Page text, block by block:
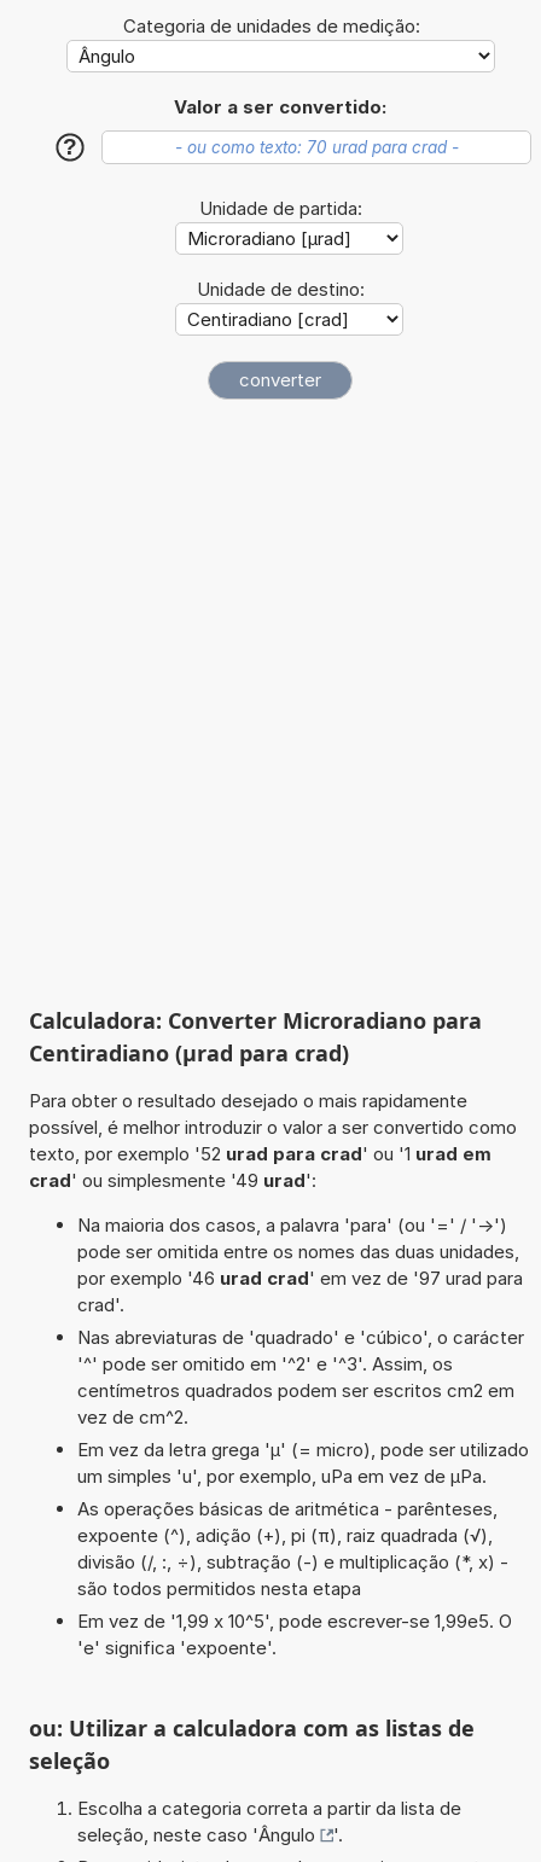
Categoria de unidades de medição:
Valor a ser convertido:
?
Unidade de partida:
Unidade de destino:
Calculadora: Converter Microradiano para
Centiradiano (µrad para crad)
Para obter o resultado desejado o mais rapidamente
possível, é melhor introduzir o valor a ser convertido como
texto, por exemplo '52 urad para crad' ou '1 urad em
crad' ou simplesmente '49 urad':
Na maioria dos casos, a palavra 'para' (ou '=' / '->')
pode ser omitida entre os nomes das duas unidades,
por exemplo '46 urad crad' em vez de '97 urad para
crad'.
Nas abreviaturas de 'quadrado' e 'cúbico', o carácter
'^' pode ser omitido em '^2' e '^3'. Assim, os
centímetros quadrados podem ser escritos cm2 em
vez de cm^2.
Em vez da letra grega 'µ' (= micro), pode ser utilizado
um simples 'u', por exemplo, uPa em vez de µPa.
As operações básicas de aritmética - parênteses,
expoente (^), adição (+), pi (π), raiz quadrada (√),
divisão (/, :, ÷), subtração (-) e multiplicação (*, x) -
são todos permitidos nesta etapa
Em vez de '1,99 x 10^5', pode escrever-se 1,99e5. O
'e' significa 'expoente'.
ou: Utilizar a calculadora com as listas de
seleção
Escolha a categoria correta a partir da lista de
seleção, neste caso 'Ângulo
'.